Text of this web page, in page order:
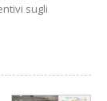
sugli